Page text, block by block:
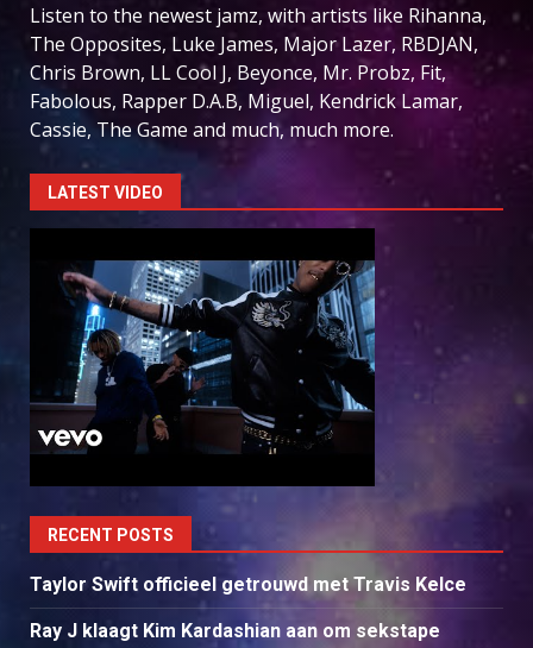
Listen to the newest jamz, with artists like Rihanna,
The Opposites, Luke James, Major Lazer, RBDJAN,
Chris Brown, LL Cool J, Beyonce, Mr. Probz, Fit,
Fabolous, Rapper D.A.B, Miguel, Kendrick Lamar,
Cassie, The Game and much, much more.
LATEST VIDEO
RECENT POSTS
Taylor Swift officieel getrouwd met Travis Kelce
Ray J klaagt Kim Kardashian aan om sekstape